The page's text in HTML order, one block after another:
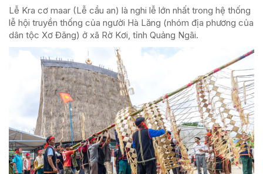
Lễ Kra cơ maar (Lễ cầu an) là nghi lễ lớn nhất trong hệ thống
lễ hội truyền thống của người Hà Lăng (nhóm địa phương của
dân tộc Xơ Đăng) ở xã Rờ Kơi, tỉnh Quảng Ngãi.